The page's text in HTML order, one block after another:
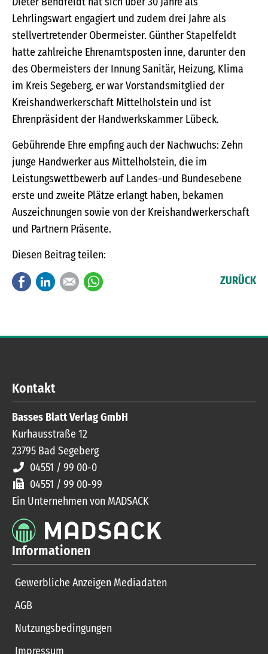
Lehrlingswart engagiert und zudem drei Jahre als
stellvertretender Obermeister. Günther Stapelfeldt
hatte zahlreiche Ehrenamtsposten inne, darunter den
des Obermeisters der Innung Sanitär, Heizung, Klima
im Kreis Segeberg, er war Vorstandsmitglied der
Kreishandwerkerschaft Mittelholstein und ist
Ehrenpräsident der Handwerkskammer Lübeck.
Gebührende Ehre empfing auch der Nachwuchs: Zehn
junge Handwerker aus Mittelholstein, die im
Leistungswettbewerb auf Landes-und Bundesebene
erste und zweite Plätze erlangt haben, bekamen
Auszeichnungen sowie von der Kreishandwerkerschaft
und Partnern Präsente.
Diesen Beitrag teilen:
FacebookLinkedInE-mail ZURÜCK
Kontakt
Basses Blatt Verlag GmbH
Kurhausstraße 12
23795 Bad Segeberg
04551 / 99 00-0
04551 / 99 00-99
Ein Unternehmen von MADSACK
Informationen
Gewerbliche Anzeigen Mediadaten
AGB
Nutzungsbedingungen
Impressum